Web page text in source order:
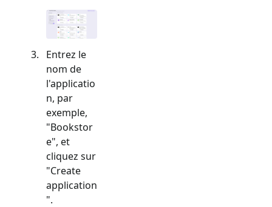
Entrez le
nom de
l'applicatio
n, par
exemple,
"Bookstor
e", et
cliquez sur
"Create
application
".